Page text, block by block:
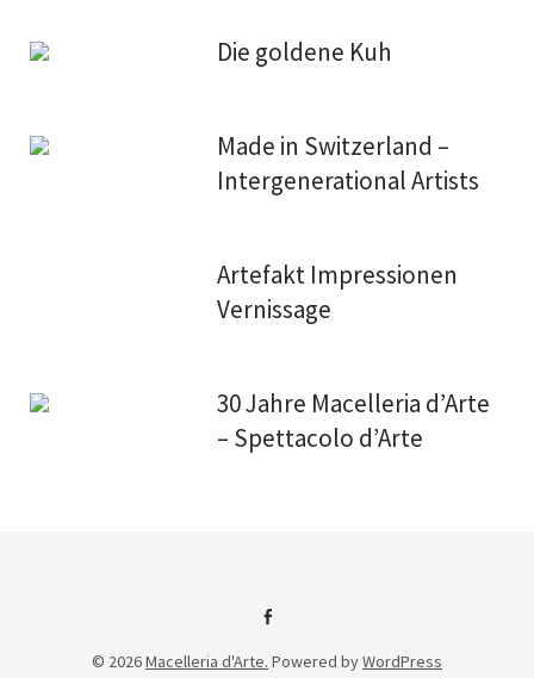
Die goldene Kuh
Made in Switzerland –
Intergenerational Artists
Artefakt Impressionen
Vernissage
30 Jahre Macelleria d’Arte
– Spettacolo d’Arte
Facebook
© 2026Macelleria d'Arte. Powered byWordPress